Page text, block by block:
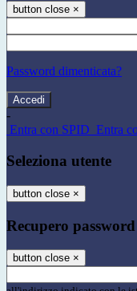
button close ×
Password dimenticata?
-
Entra con SPID Entra
Seleziona utente
button close ×
Recupero password
button close ×